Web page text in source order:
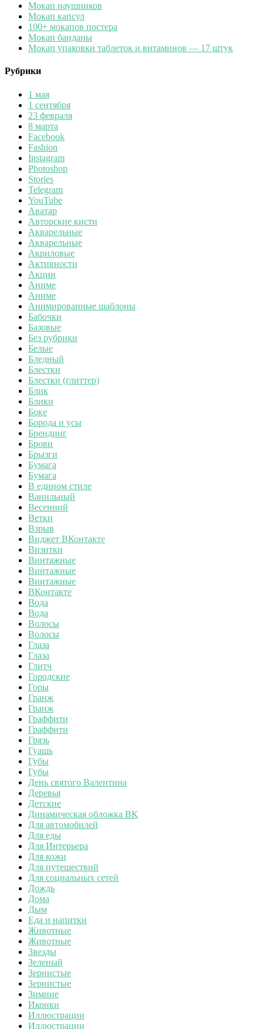
Мокап наушников
Мокап капсул
100+ мокапов постера
Мокап банданы
Мокап упаковки таблеток и витаминов — 17 штук
Рубрики
1 мая
1 сентября
23 февраля
8 марта
Facebook
Fashion
Instagram
Photoshop
Stories
Telegram
YouTube
Аватар
Авторские кисти
Акварельные
Акварельные
Акриловые
Активности
Акции
Аниме
Аниме
Анимированные шаблоны
Бабочки
Базовые
Без рубрики
Белые
Бледный
Блестки
Блестки (глиттер)
Блик
Блики
Боке
Борода и усы
Брендинг
Брови
Брызги
Бумага
Бумага
В едином стиле
Ванильный
Весенний
Ветки
Взрыв
Виджет ВКонтакте
Визитки
Винтажные
Винтажные
Винтажные
ВКонтакте
Вода
Вода
Волосы
Волосы
Глаза
Глаза
Глитч
Городские
Горы
Гранж
Гранж
Граффити
Граффити
Грязь
Гуашь
Губы
Губы
День святого Валентина
Деревья
Детские
Динамическая обложка ВК
Для автомобилей
Для еды
Для Интерьера
Для кожи
Для путешествий
Для социальных сетей
Дождь
Дома
Дым
Еда и напитки
Животные
Животные
Звезды
Зеленый
Зернистые
Зернистые
Зимние
Иконки
Иллюстрации
Иллюстрации